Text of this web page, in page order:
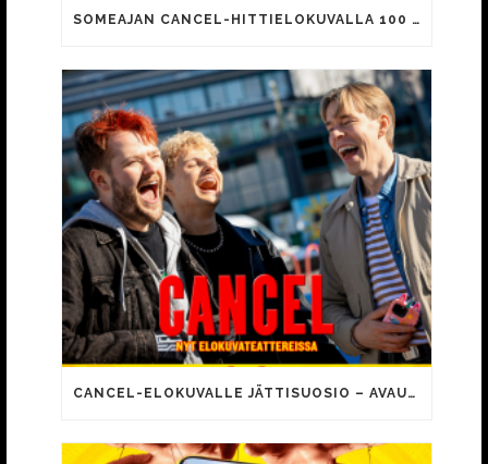
SOMEAJAN CANCEL-HITTIELOKUVALLA 100 000 KATSOJAA!
CANCEL-ELOKUVALLE JÄTTISUOSIO – AVAUSPÄIVÄNÄ JO 15 492 KATSOJAA!